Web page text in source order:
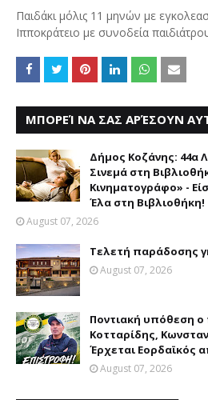
Παιδάκι μόλις 11 μηνών με
Ιπποκράτειο με συνοδεία
ΜΠΟΡΕΊ ΝΑ ΣΑΣ ΑΡΈΣΟΥΝ
Δήμος Κοζάνης: 44α
Σινεμά στη
Κινηματογράφο» -
Έλα στη Βιβλιοθήκη!
August 07, 2026
Τελετή παράδοσης
August 07, 2026
Ποντιακή υπόθεση
Κοτταρίδης,
Έρχεται Εορδαϊκός
August 07, 2026